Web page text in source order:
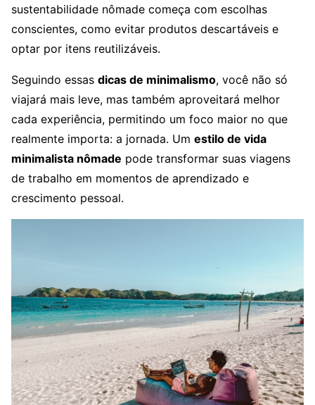
sustentabilidade nômade começa com escolhas
conscientes, como evitar produtos descartáveis e
optar por itens reutilizáveis.
Seguindo essas dicas de minimalismo, você não só
viajará mais leve, mas também aproveitará melhor
cada experiência, permitindo um foco maior no que
realmente importa: a jornada. Um estilo de vida
minimalista nômade pode transformar suas viagens
de trabalho em momentos de aprendizado e
crescimento pessoal.